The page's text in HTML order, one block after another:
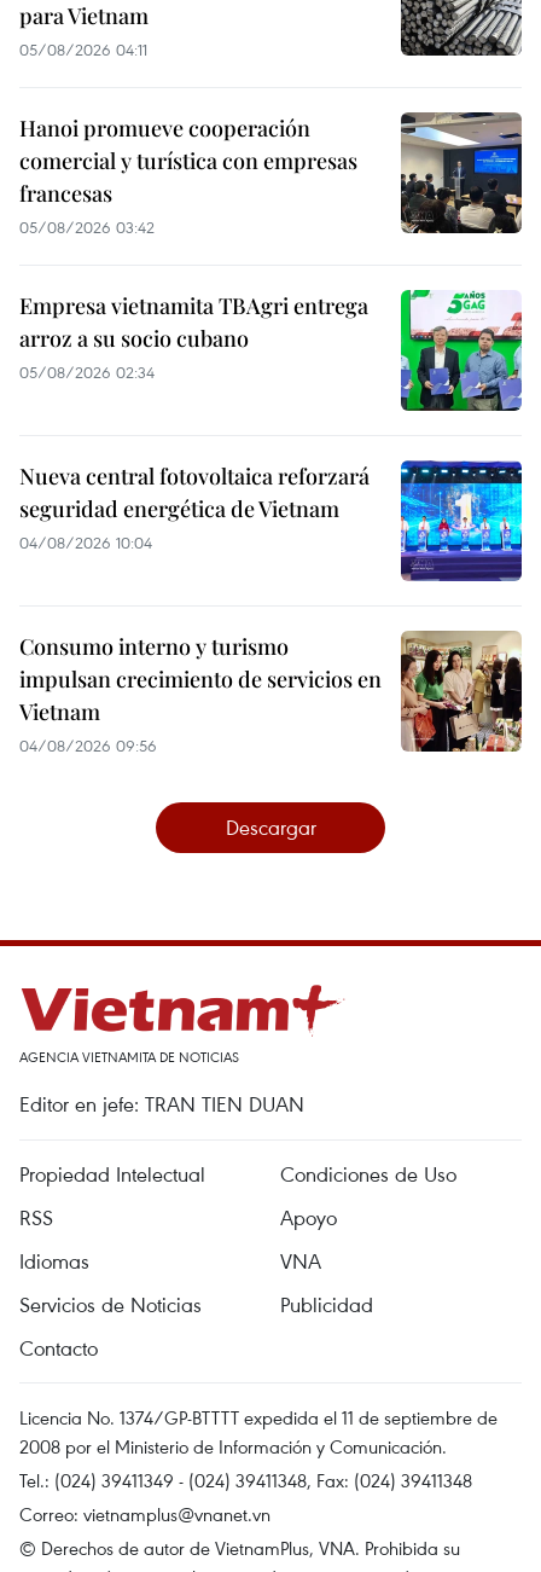
para Vietnam
05/08/2026 04:11
Hanoi promueve cooperación
comercial y turística con empresas
francesas
05/08/2026 03:42
Empresa vietnamita TBAgri entrega
arroz a su socio cubano
05/08/2026 02:34
Nueva central fotovoltaica reforzará
seguridad energética de Vietnam
04/08/2026 10:04
Consumo interno y turismo
impulsan crecimiento de servicios en
Vietnam
04/08/2026 09:56
Descargar
AGENCIA VIETNAMITA DE NOTICIAS
Editor en jefe: TRAN TIEN DUAN
Propiedad Intelectual
Condiciones de Uso
RSS
Apoyo
Idiomas
VNA
Servicios de Noticias
Publicidad
Contacto
Licencia No. 1374/GP-BTTTT expedida el 11 de septiembre de
2008 por el Ministerio de Información y Comunicación.
Tel.: (024) 39411349 - (024) 39411348, Fax: (024) 39411348
Correo: vietnamplus@vnanet.vn
© Derechos de autor de VietnamPlus, VNA. Prohibida su